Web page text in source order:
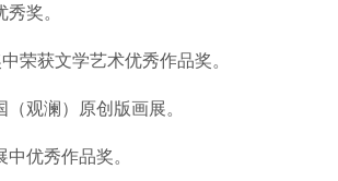
奖。
荣获文学艺术优秀作品奖。
观澜）原创版画展。
优秀作品奖。